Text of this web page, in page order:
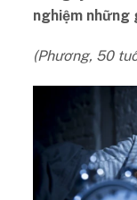
nghiệm những
(Phương, 50